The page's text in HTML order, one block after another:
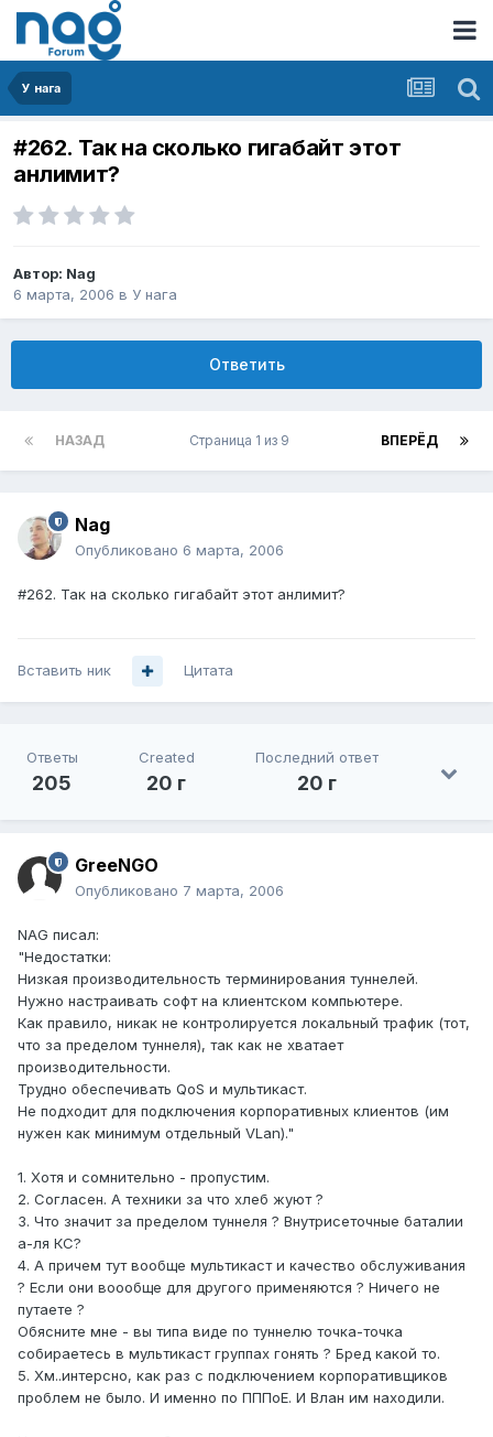
У нага
#262. Так на сколько гигабайт этот
анлимит?
Автор: Nag
6 марта, 2006 в У нага
Ответить
НАЗАД ВПЕРЁД
Страница 1 из 9
Nag
Опубликовано 6 марта, 2006
#262. Так на сколько гигабайт этот анлимит?
Вставить ник Цитата
Ответы
205
Created
20 г
Последний ответ
20 г
GreeNGO
Опубликовано 7 марта, 2006
NAG писал:
"Недостатки:
Низкая производительность терминирования туннелей.
Нужно настраивать софт на клиентском компьютере.
Как правило, никак не контролируется локальный трафик (тот,
что за пределом туннеля), так как не хватает
производительности.
Трудно обеспечивать QoS и мультикаст.
Не подходит для подключения корпоративных клиентов (им
нужен как минимум отдельный VLan)."
1. Хотя и сомнительно - пропустим.
2. Согласен. А техники за что хлеб жуют ?
3. Что значит за пределом туннеля ? Внутрисеточные баталии
а-ля КС?
4. А причем тут вообще мультикаст и качество обслуживания
? Если они воообще для другого применяются ? Ничего не
путаете ?
Обясните мне - вы типа виде по туннелю точка-точка
собираетесь в мультикаст группах гонять ? Бред какой то.
5. Хм..интерсно, как раз с подключением корпоративщиков
проблем не было. И именно по ПППоЕ. И Влан им находили.